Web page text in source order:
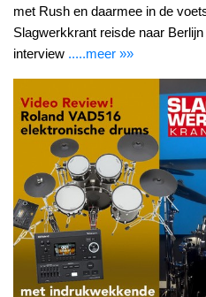
met Rush en daarmee in de
Slagwerkkrant reisde naar
interview .....meer »»